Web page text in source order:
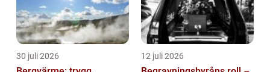
30 juli 2026 12 juli 2026